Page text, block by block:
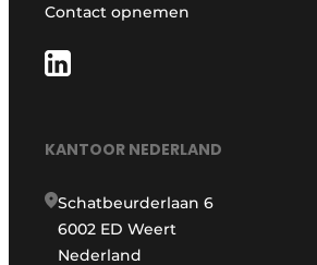
Contact opnemen
KANTOOR NEDERLAND
Schatbeurderlaan 6
6002 ED Weert
Nederland